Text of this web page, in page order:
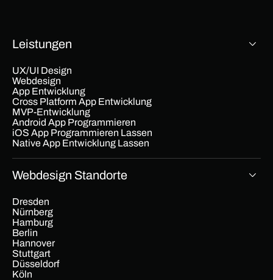
Leistungen
UX/UI Design
Webdesign
App Entwicklung
Cross Platform App Entwicklung
MVP-Entwicklung
Android App Programmieren
iOS App Programmieren Lassen
Native App Entwicklung Lassen
Webdesign Standorte
Dresden
Nürnberg
Hamburg
Berlin
Hannover
Stuttgart
Düsseldorf
Köln